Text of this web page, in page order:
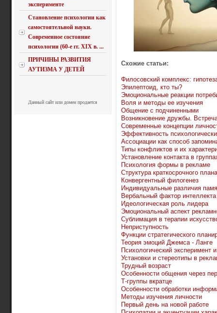
эксперименте
Становление психологии как
самостоятельной науки.
Современное состояние
психологии (60-е гг. XIX в. ...
ПРИЧИНЫ РАЗВИТИЯ
АУТИЗМА У ДЕТЕЙ
Данный сайт или домен продается
Схожие статьи:
Филосовский комплекс:
Эпилептоид, кто ты?
Эмоциональные реакции
Воля и методы ее изучения
Общение с подчиненными
Возникновение дружбы.
Современные концепции
Эффективность
Ассоциации как способ
Типы конфликтов и их
Установление контакта в
Психология формы в рекламе
Структура краткосрочного
Конвергентный филогенез
Индивидуальные различия
Вербальный фактор интеллекта
Идеологическая роль лидера
Эмоциональный аспект
Сублимация в терапии
Неприступность
Функции стратегического
Теория эмоций Джемса - Ланге
Психологический эксперимент
Установки и стереотипы в
Трудный возраст
Особенности общения через
Т-группы вкратце
Особенности обработки
Методы изучения личности
Первый день на новой работе